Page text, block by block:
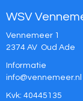
WSV
Vennemeer 1
2374 AV Oud Ade
Informatie
ofni@vennemeer.nl
Kvk: 40445135